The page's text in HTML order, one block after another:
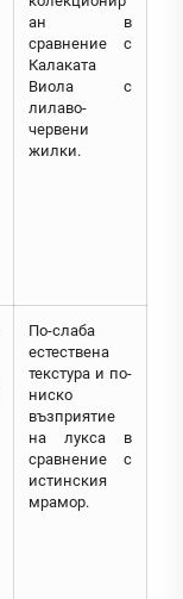
ан в
сравнение с
Калаката
Виола с
лилаво-
червени
жилки.
По-слаба
естествена
текстура и по-
ниско
възприятие
на лукса в
сравнение с
истинския
мрамор.